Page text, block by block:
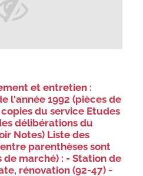
et entretien :
l'année 1992 (pièces de
du service Etudes
délibérations du
Notes) Liste des
parenthèses sont
de marché) : - Station de
rénovation (92-47) -